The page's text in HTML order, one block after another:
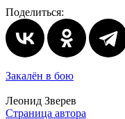
Поделиться:
Закалён в бою
Леонид Зверев
Страница автора